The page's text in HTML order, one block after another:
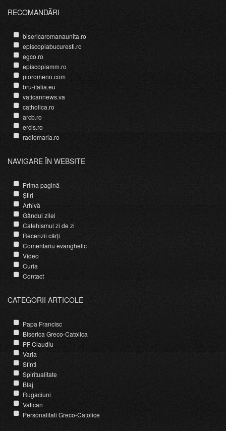
RECOMANDĂRI
bisericaromanaunita.ro
episcopiabucuresti.ro
egco.ro
episcopiamm.ro
pioromeno.com
bru-italia.eu
vaticannews.va
catholica.ro
arcb.ro
ercis.ro
radiomaria.ro
NAVIGARE ÎN WEBSITE
Prima pagină
Știri
Arhivă
Gândul zilei
Catehismul zi de zi
Recenzii cărți
Comentariu evanghelic
Video
Curia
Contact
CATEGORII ARTICOLE
Papa Francisc
Biserica Greco-Catolica
PF Claudiu
Varia
Sfinti
Spiritualitate
Blaj
Rugaciuni
Vatican
Personalitati Greco-Catolice